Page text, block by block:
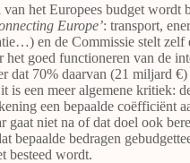
van het Europees budget wordt
Europe’: transport,
en de Commissie stelt zelf
het goed functioneren van de
dat 70% daarvan (21 miljard
is een meer algemene kritiek:
een bepaalde coëfficiënt
gaat niet na of dat doel ook
bepaalde bedragen
besteed wordt.